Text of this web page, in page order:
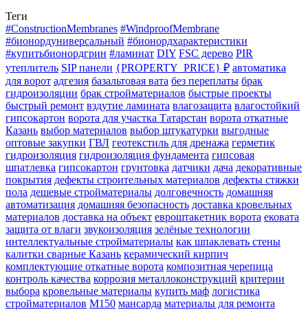
Теги
#ConstructionMembranes #WindproofMembrane
#бионордуниверсальный #бионордхарактеристики
#купитьбионордгрин #ламинат DIY FSC дерево PIR
утеплитель SIP панели {PROPERTY_PRICE} ₽ автоматика
для ворот адгезия базальтовая вата без переплаты брак
гидроизоляции брак стройматериалов быстрые проекты
быстрый ремонт вздутие ламината влагозащита влагостойкий
гипсокартон ворота для участка Татарстан ворота откатные
Казань выбор материалов выбор штукатурки выгодные
оптовые закупки ГВЛ геотекстиль для дренажа герметик
гидроизоляция гидроизоляция фундамента гипсовая
шпатлевка гипсокартон грунтовка датчики дача декоративные
покрытия дефекты строительных материалов дефекты стяжки
пола дешевые стройматериалы долговечность домашняя
автоматизация домашняя безопасность доставка кровельных
материалов доставка на объект евроштакетник ворота ековата
защита от влаги звукоизоляция зелёные технологии
интеллектуальные стройматериалы как шпаклевать стены
калитки сварные Казань керамический кирпич
комплектующие откатные ворота композитная черепица
контроль качества коррозия металлоконструкций критерии
выбора кровельные материалы купить маф логистика
стройматериалов М150 мансарда материалы для ремонта